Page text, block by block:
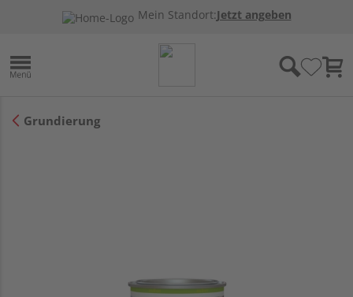
Mein Standort:Jetzt angeben
Grundierung